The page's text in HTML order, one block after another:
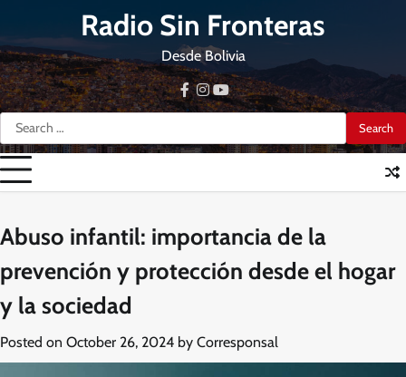
content
Radio Sin Fronteras
Desde Bolivia
Search
for:
facebook
instagram
youtube
Abuso infantil: importancia de la
prevención y protección desde el hogar
y la sociedad
Posted on October 26, 2024 by Corresponsal